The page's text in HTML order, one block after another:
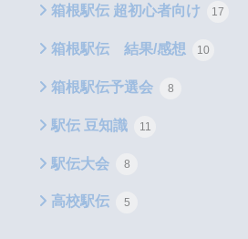
箱根駅伝 超初心者向け 17
箱根駅伝 結果/感想 10
箱根駅伝予選会 8
駅伝 豆知識 11
駅伝大会 8
高校駅伝 5